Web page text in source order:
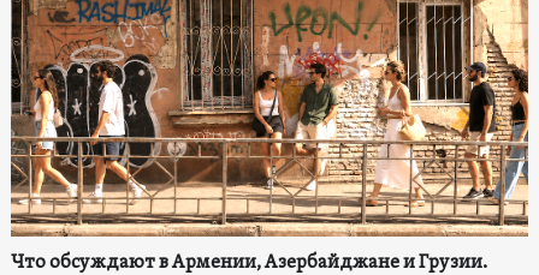
Что обсуждают в Армении, Азербайджане и Грузии.